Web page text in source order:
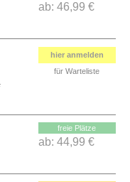
ab: 46,99 €
hier anmelden
für Warteliste
freie Plätze
ab: 44,99 €